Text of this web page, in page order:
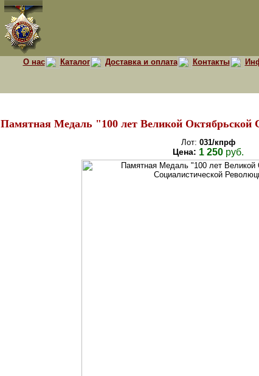
О нас Каталог Доставка и оплата Контакты
Памятная Медаль "100 лет Великой Октябрьской
Лот: 031/кпрф
Цена: 1 250руб.